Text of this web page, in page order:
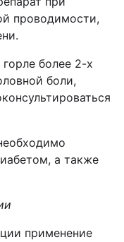
проводимости,
более 2-х
боли,
а также
применение